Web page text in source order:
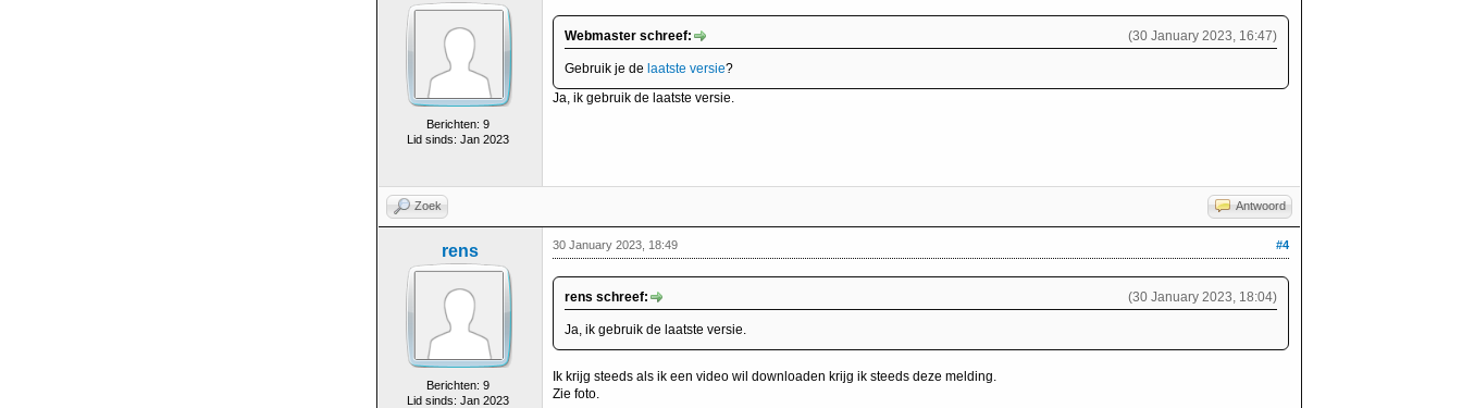
Berichten: 9
Lid sinds: Jan 2023
(30 January 2023, 16:47)
Webmaster schreef:
Gebruik je de laatste versie?
Ja, ik gebruik de laatste versie.
Zoek Antwoord
rens
Berichten: 9
Lid sinds: Jan 2023
#4
30 January 2023, 18:49
(30 January 2023, 18:04)
rens schreef:
Ja, ik gebruik de laatste versie.
Ik krijg steeds als ik een video wil downloaden krijg ik steeds deze melding.
Zie foto.